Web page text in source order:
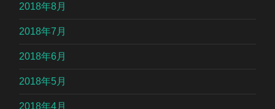
2018年8月
2018年7月
2018年6月
2018年5月
2018年4月